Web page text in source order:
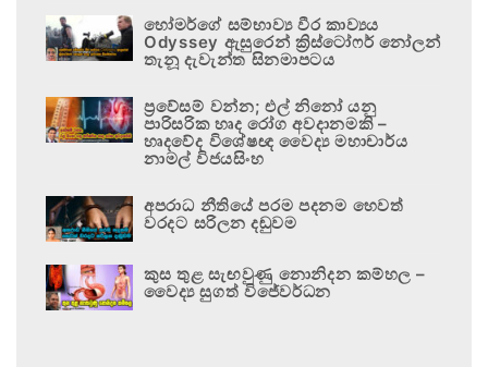
හෝමර්ගේ සම්භාව්‍ය වීර කාව්‍යය
Odyssey ඇසුරෙන් ක්‍රිස්ටෝෆර් නෝලන්
තැනූ දැවැන්ත සිනමාපටය
ප්‍රවේසම් වන්න; එල් නිනෝ යනු
පාරිසරික හෘද රෝග අවදානමකි –
හෘදවේද විශේෂඥ වෛද්‍ය මහාචාර්ය
නාමල් විජයසිංහ
අපරාධ නීතියේ පරම පදනම හෙවත්
වරදට සරිලන දඬුවම
කුස තුළ සැඟවුණු නොනිදන කම්හල –
වෛද්‍ය සුගත් විජේවර්ධන